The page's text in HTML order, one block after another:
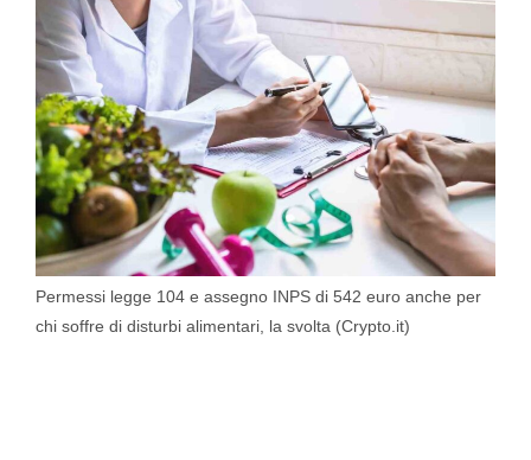
Permessi legge 104 e assegno INPS di 542 euro anche per
chi soffre di disturbi alimentari, la svolta (Crypto.it)